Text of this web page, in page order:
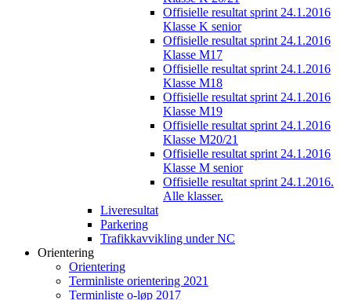
Offisielle resultat sprint 24.1.2016
Klasse K senior
Offisielle resultat sprint 24.1.2016
Klasse M17
Offisielle resultat sprint 24.1.2016
Klasse M18
Offisielle resultat sprint 24.1.2016
Klasse M19
Offisielle resultat sprint 24.1.2016
Klasse M20/21
Offisielle resultat sprint 24.1.2016
Klasse M senior
Offisielle resultat sprint 24.1.2016.
Alle klasser.
Liveresultat
Parkering
Trafikkavvikling under NC
Orientering
Orientering
Terminliste orientering 2021
Terminliste o-løp 2017